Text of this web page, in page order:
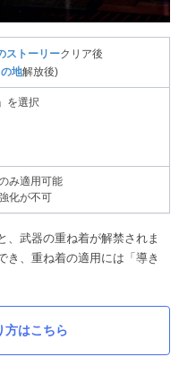
ストーリークリア後
地解放後)
を選択
み適用可能
化が不可
、武器の重ね着が解禁されま
き、重ね着の適用には「導き
方はこちら